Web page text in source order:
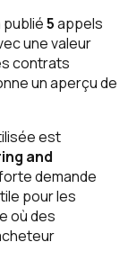
5appels
une valeur
contrats
un aperçu de
est
and
demande
pour les
où des